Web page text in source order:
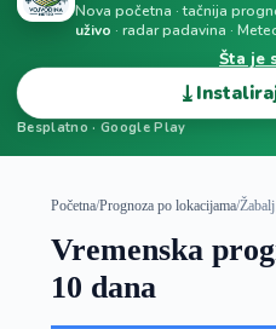
Nova početna · tačnija
uživo · radar padavina ·
Šta je
⤓
Besplatno · Google Play
Početna/Prognoza po lokacijama/Žabalj
Vremenska
10 dana